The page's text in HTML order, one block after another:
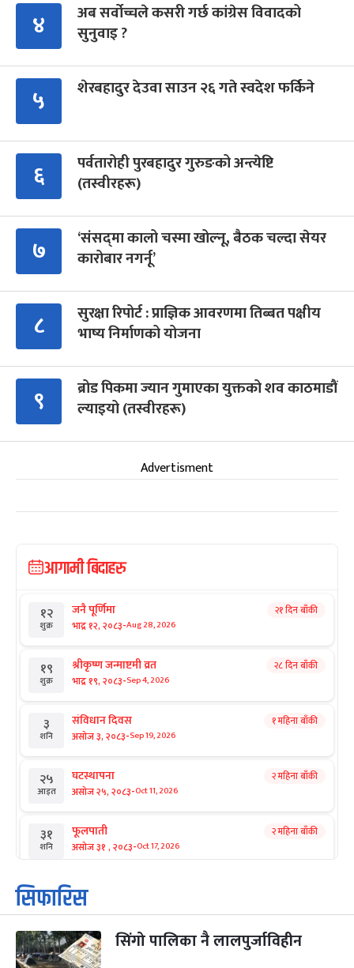
४
अब सर्वोच्चले कसरी गर्छ कांग्रेस विवादको
सुनुवाइ ?
५ शेरबहादुर देउवा साउन २६ गते स्वदेश फर्किने
६
पर्वतारोही पुरबहादुर गुरुङको अन्त्येष्टि
(तस्वीरहरू)
७
‘संसद्‍मा कालो चस्मा खोल्नू, बैठक चल्दा सेयर
कारोबार नगर्नू’
८
सुरक्षा रिपोर्ट : प्राज्ञिक आवरणमा तिब्बत पक्षीय
भाष्य निर्माणको योजना
९
ब्रोड पिकमा ज्यान गुमाएका युक्तको शव काठमाडौं
ल्याइयो (तस्वीरहरू)
Advertisment
आगामी बिदाहरु
१२
शुक्र
जनै पूर्णिमा
भाद्र १२, २०८३-Aug 28, 2026
२१ दिन बाँकी
१९
शुक्र
श्रीकृष्ण जन्माष्टमी व्रत
भाद्र १९, २०८३-Sep 4, 2026
२८ दिन बाँकी
३
शनि
संविधान दिवस
असोज ३, २०८३-Sep 19, 2026
१ महिना बाँकी
२५
आइत
घटस्थापना
असोज २५, २०८३-Oct 11, 2026
२ महिना बाँकी
३१
शनि
फूलपाती
असोज ३१ , २०८३-Oct 17, 2026
२ महिना बाँकी
१
आइत
कार्तिक सङ्क्रान्ति
कार्तिक १, २०८३
३
मंगल
महानवमी
कार्तिक ३, २०८३
२ महिना बाँकी
सिफारिस
सिंगो पालिका नै लालपुर्जाविहीन